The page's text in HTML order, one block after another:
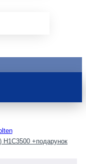
H1C3500 +подарунок